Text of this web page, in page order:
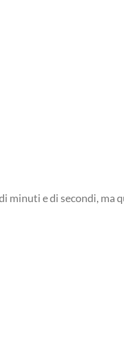
minuti e di secondi, ma